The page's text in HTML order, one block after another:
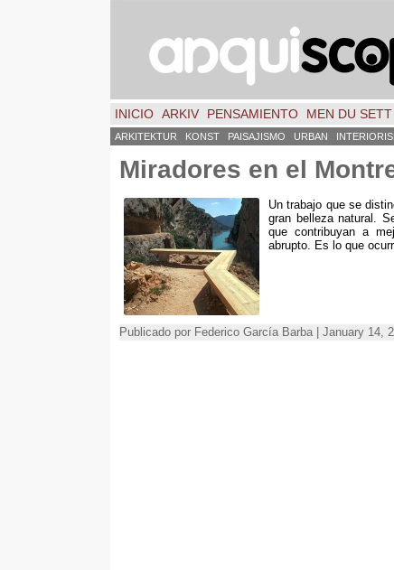
INICIO ARKIV PENSAMIENTO MEN DU SETT
ARKITEKTUR KONST PAISAJISMO URBAN
Miradores en el
Un trabajo que se
gran belleza natural.
que contribuyan a
abrupto. Es lo que
Publicado por Federico García Barba | January 14,